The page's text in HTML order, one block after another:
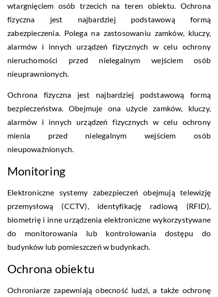
wtargnięciem osób trzecich na teren obiektu. Ochrona
fizyczna jest najbardziej podstawową formą
zabezpieczenia. Polega na zastosowaniu zamków, kluczy,
alarmów i innych urządzeń fizycznych w celu ochrony
nieruchomości przed nielegalnym wejściem osób
nieuprawnionych.
Ochrona fizyczna jest najbardziej podstawową formą
bezpieczeństwa. Obejmuje ona użycie zamków, kluczy,
alarmów i innych urządzeń fizycznych w celu ochrony
mienia przed nielegalnym wejściem osób
nieupoważnionych.
Monitoring
Elektroniczne systemy zabezpieczeń obejmują telewizję
przemysłową (CCTV), identyfikację radiową (RFID),
biometrię i inne urządzenia elektroniczne wykorzystywane
do monitorowania lub kontrolowania dostępu do
budynków lub pomieszczeń w budynkach.
Ochrona obiektu
Ochroniarze zapewniają obecność ludzi, a także ochronę